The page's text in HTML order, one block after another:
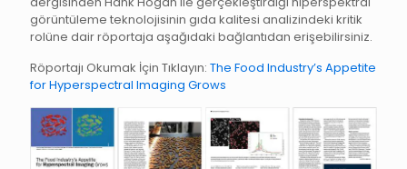
görüntüleme teknolojisinin gıda kalitesi analizindeki kritik
rolüne dair röportaja aşağıdaki bağlantıdan erişebilirsiniz.
Röportajı Okumak İçin Tıklayın: The Food Industry’s Appetite
for Hyperspectral Imaging Grows